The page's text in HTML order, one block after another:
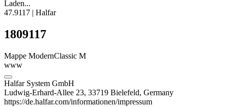
Laden...
47.9117 | Halfar
1809117
Mappe ModernClassic M
www
Halfar System GmbH
Ludwig-Erhard-Allee 23, 33719 Bielefeld, Germany
https://de.halfar.com/informationen/impressum